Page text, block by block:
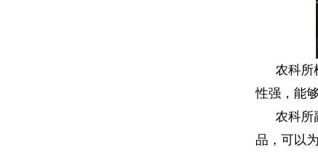
农科所
性强， 能
农科所
品，可以